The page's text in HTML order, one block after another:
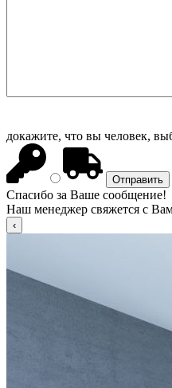
докажите, что вы человек,
Спасибо за Ваше сообщение!
Наш менеджер свяжется с